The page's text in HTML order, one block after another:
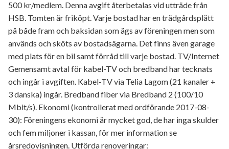
500 kr/medlem. Denna avgift återbetalas vid utträde från
HSB. Tomten är friköpt. Varje bostad har en trädgårdsplätt
på både fram och baksidan som ägs av föreningen men som
används och sköts av bostadsägarna. Det finns även garage
med plats för en bil samt förråd till varje bostad. TV/Internet
Gemensamt avtal för kabel-TV och bredband har tecknats
och ingår i avgiften. Kabel-TV via Telia Lagom (21 kanaler +
3 danska) ingår. Bredband fiber via Bredband 2 (100/10
Mbit/s). Ekonomi (kontrollerat med ordförande 2017-08-
30): Föreningens ekonomi är mycket god, de har inga skulder
och fem miljoner i kassan, för mer information se
årsredovisningen. Utförda renoveringar: